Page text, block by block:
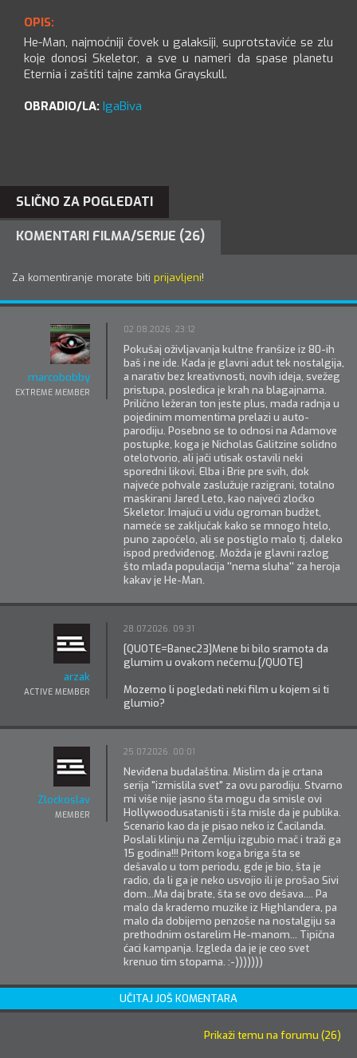
OPIS:
He-Man, najmoćniji čovek u galaksiji, suprotstaviće se zlu
koje donosi Skeletor, a sve u nameri da spase planetu
Eternia i zaštiti tajne zamka Grayskull.
OBRADIO/LA: IgaBiva
SLIČNO ZA POGLEDATI
KOMENTARI FILMA/SERIJE (26)
Za komentiranje morate biti prijavljeni!
marcobobby
EXTREME MEMBER
02.08.2026. 23:12
Pokušaj oživljavanja kultne franšize iz 80-ih
baš i ne ide. Kada je glavni adut tek nostalgija,
a narativ bez kreativnosti, novih ideja, svežeg
pristupa, posledica je krah na blagajnama.
Prilično ležeran ton jeste plus, mada radnja u
pojedinim momentima prelazi u auto-
parodiju. Posebno se to odnosi na Adamove
postupke, koga je Nicholas Galitzine solidno
otelotvorio, ali jači utisak ostavili neki
sporedni likovi. Elba i Brie pre svih, dok
najveće pohvale zaslužuje razigrani, totalno
maskirani Jared Leto, kao najveći zloćko
Skeletor. Imajući u vidu ogroman budžet,
nameće se zaključak kako se mnogo htelo,
puno započelo, ali se postiglo malo tj. daleko
ispod predviđenog. Možda je glavni razlog
što mlađa populacija ''nema sluha'' za heroja
kakav je He-Man.
arzak
ACTIVE MEMBER
28.07.2026. 09:31
[QUOTE=Banec23]Mene bi bilo sramota da
glumim u ovakom nečemu.[/QUOTE]
Mozemo li pogledati neki film u kojem si ti
glumio?
Zlockoslav
MEMBER
25.07.2026. 00:01
Neviđena budalaština. Mislim da je crtana
serija "izmislila svet" za ovu parodiju. Stvarno
mi više nije jasno šta mogu da smisle ovi
Hollywoodusatanisti i šta misle da je publika.
Scenario kao da je pisao neko iz Ćacilanda.
Poslali klinju na Zemlju izgubio mač i traži ga
15 godina!!! Pritom koga briga šta se
dešavalo u tom periodu, gde je bio, šta je
radio, da li ga je neko usvojio ili je prošao Sivi
dom...Ma daj brate, šta se ovo dešava.... Pa
malo da krademo muzike iz Highlandera, pa
malo da dobijemo penzoše na nostalgiju sa
prethodnim ostarelim He-manom... Tipična
ćaci kampanja. Izgleda da je je ceo svet
krenuo tim stopama. :-)))))))
UČITAJ JOŠ KOMENTARA
Prikaži temu na forumu (26)